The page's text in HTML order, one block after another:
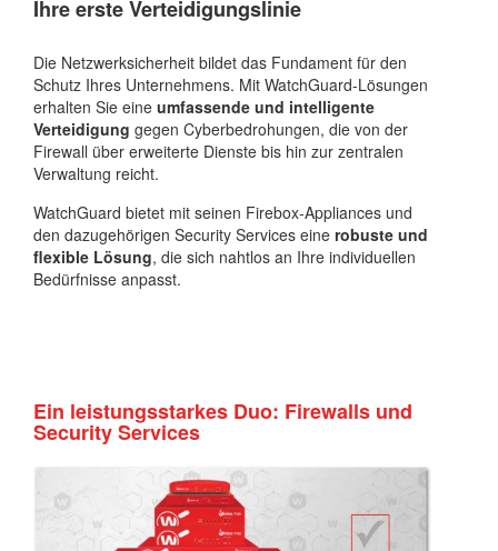
Ihre erste Verteidigungslinie
Die Netzwerksicherheit bildet das Fundament für den
Schutz Ihres Unternehmens. Mit WatchGuard-Lösungen
erhalten Sie eine umfassende und intelligente
Verteidigung gegen Cyberbedrohungen, die von der
Firewall über erweiterte Dienste bis hin zur zentralen
Verwaltung reicht.
WatchGuard bietet mit seinen Firebox-Appliances und
den dazugehörigen Security Services eine robuste und
flexible Lösung, die sich nahtlos an Ihre individuellen
Bedürfnisse anpasst.
Ein leistungsstarkes Duo: Firewalls und
Security Services